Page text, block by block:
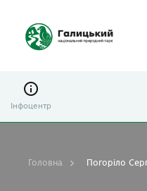
Інфоцентр
Головна Погоріло